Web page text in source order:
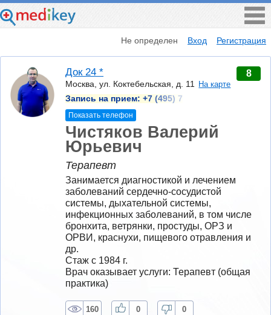
Не определен Вход Регистрация
Док 24 *
Москва, ул. Коктебельская, д. 11
На карте
Запись на прием: +7 (495) 7
Показать телефон
8
Чистяков Валерий
Юрьевич
Терапевт
Занимается диагностикой и лечением
заболеваний сердечно-сосудистой
системы, дыхательной системы,
инфекционных заболеваний, в том числе
бронхита, ветрянки, простуды, ОРЗ и
ОРВИ, краснухи, пищевого отравления и
др.
Стаж с 1984 г.
Врач оказывает услуги: Терапевт (общая
практика)
160 0 0